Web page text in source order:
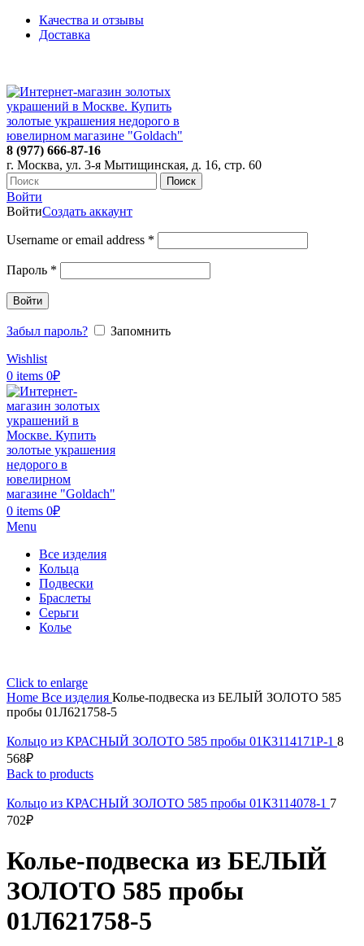
Качества и отзывы
Доставка
8 (977) 666-87-16
г. Москва, ул. 3-я Мытищинская, д. 16, стр. 60
Поиск
Войти
ВойтиСоздать аккаунт
Username or email address *
Пароль *
Войти
Забыл пароль?
Запомнить
Wishlist
0 items 0₽
0 items 0₽
Menu
Все изделия
Кольца
Подвески
Браслеты
Серьги
Колье
Click to enlarge
Home Все изделия Колье-подвеска из БЕЛЫЙ ЗОЛОТО 585
пробы 01Л621758-5
Кольцо из КРАСНЫЙ ЗОЛОТО 585 пробы 01К3114171Р-1 8
568₽
Back to products
Кольцо из КРАСНЫЙ ЗОЛОТО 585 пробы 01К3114078-1 7
702₽
Колье-подвеска из БЕЛЫЙ
ЗОЛОТО 585 пробы
01Л621758-5